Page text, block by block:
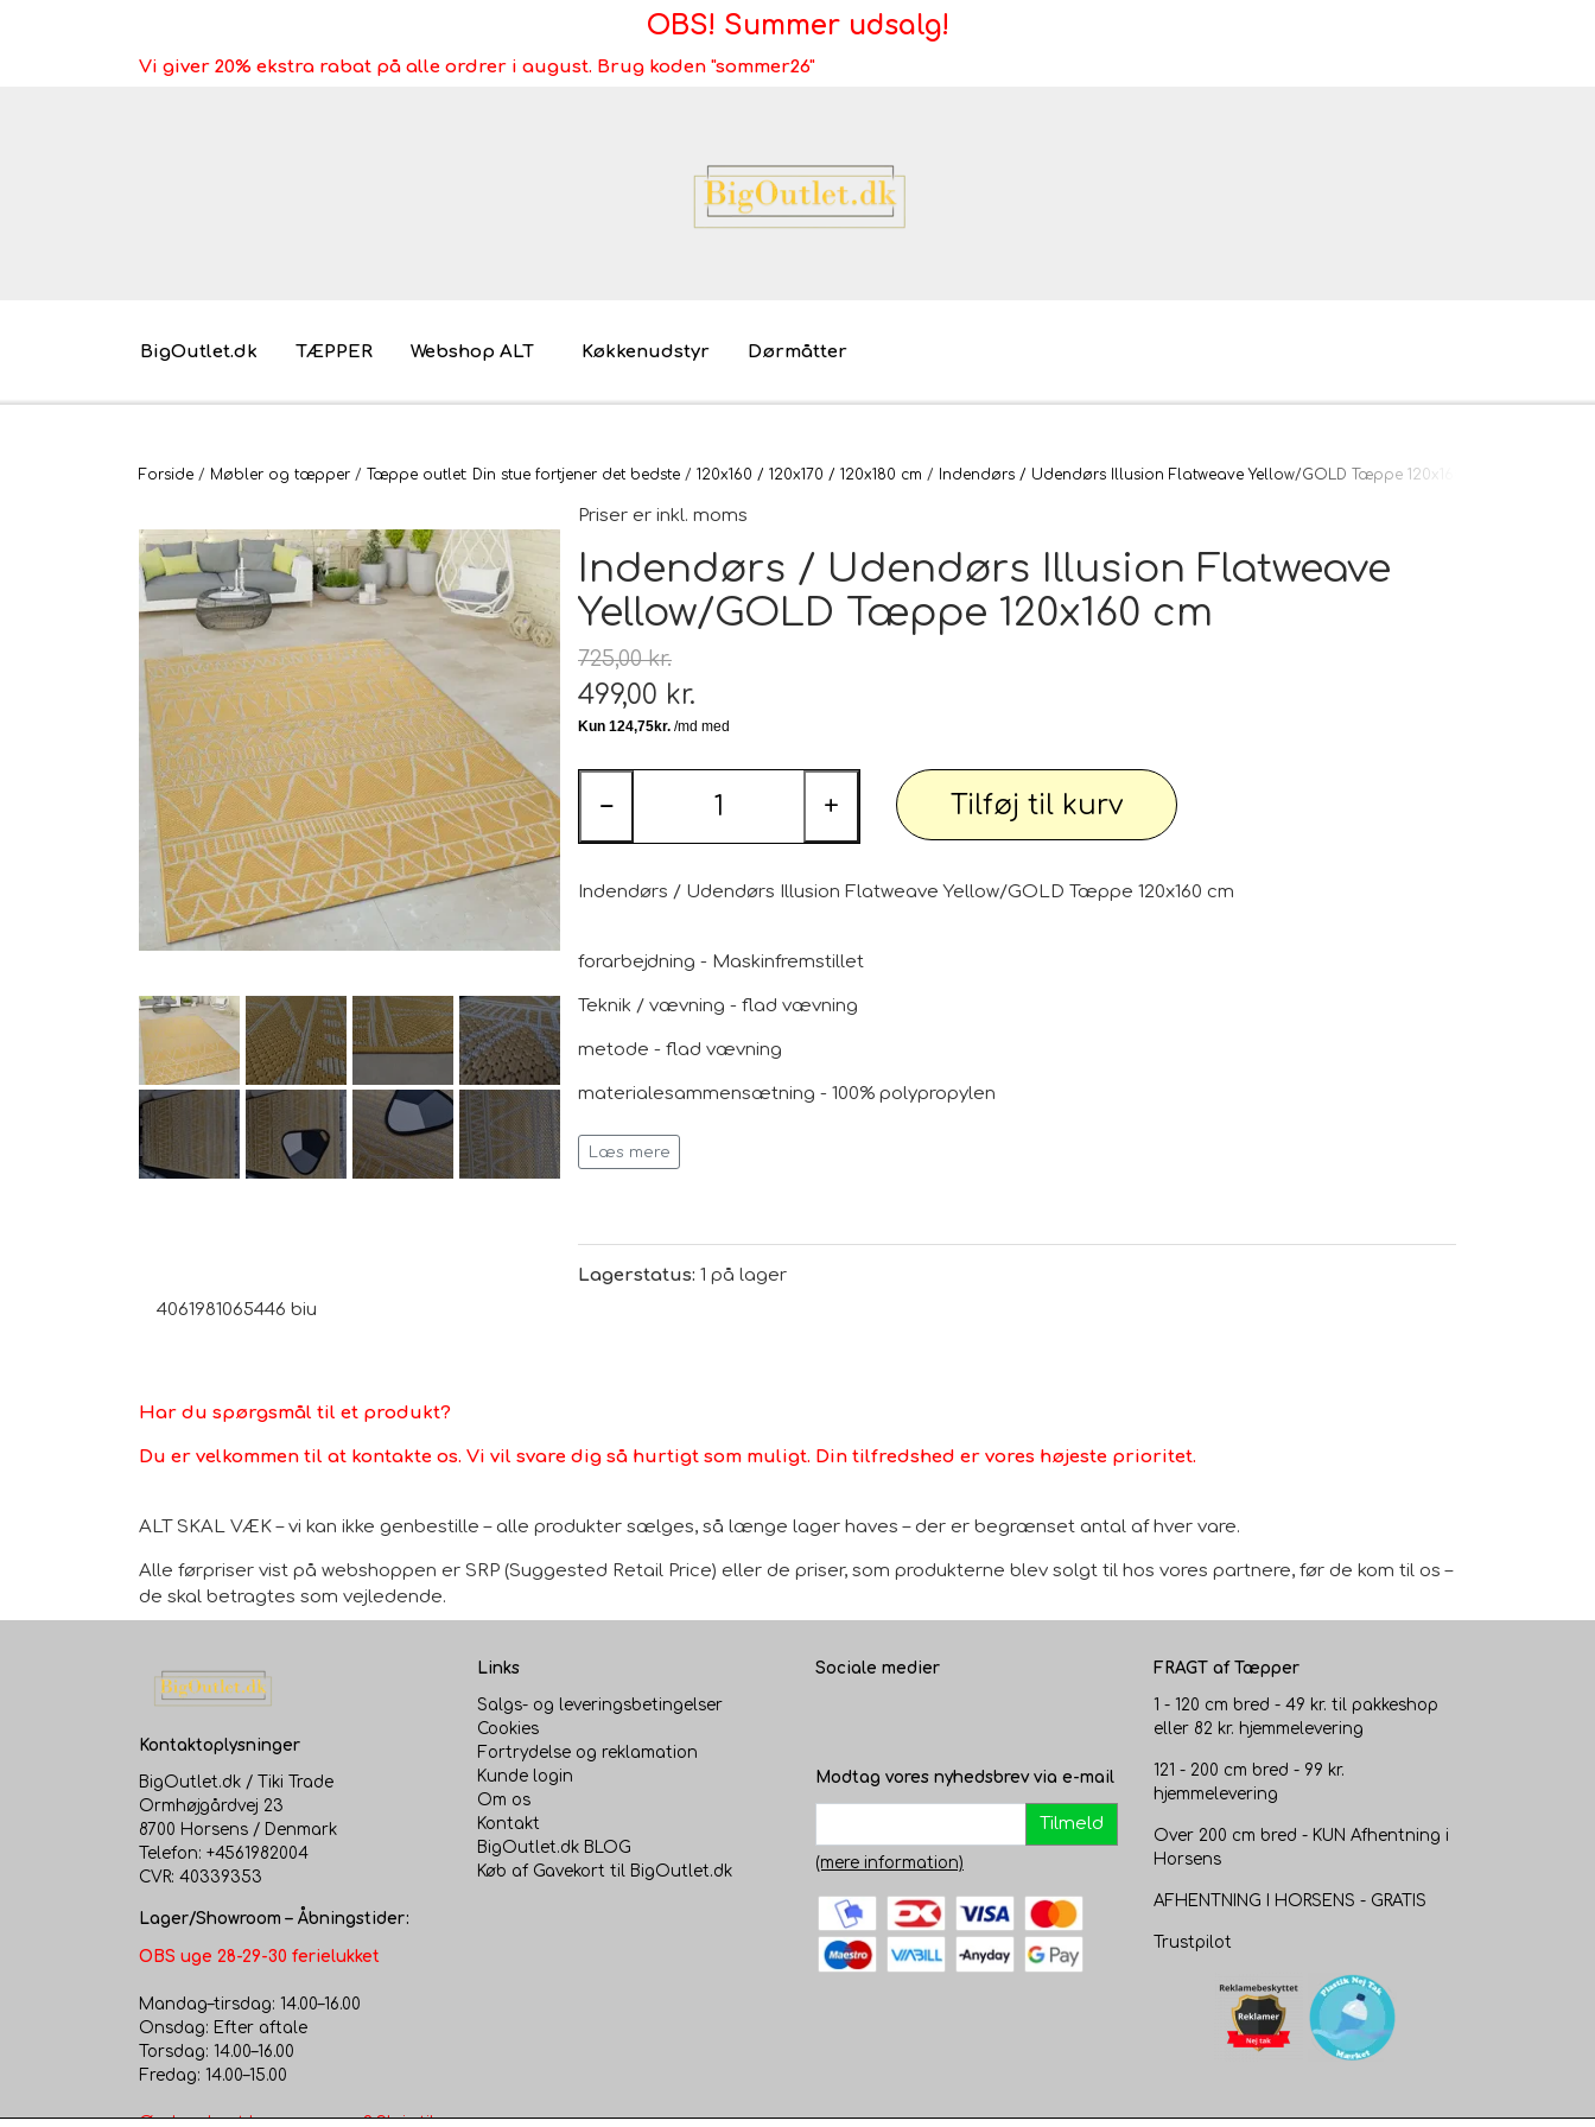
OBS! Summer udsalg!
Vi giver 20% ekstra rabat på alle ordrer i august. Brug koden "sommer26"
BigOutlet.dk TÆPPER Webshop ALT
Pakkeleg gaveidéer til under 30 kr. Brugt/demo/udstilling - bliv miljøvenlig Møbler og tæpper
Køkkenudstyr Fotostudie udstyr Tøj og Sko
Badetøj / Badedragter / Badeshorts / Swimwear / Beachwear / Swimsuti / Bikini
Photo print / billeder print / bestil billeder Elektronik og diverse
Smartwatch, mobil og tilbehør
Have
Baby og Barneutstyr
Barnevogne klapvogne og diverse
legetøj
Kontor og administration Hus og dekoration
lys og pærer
Sport - Outdoor - Street
Køkkenudstyr Dørmåtter
Forside Møbler og tæpper Tæppe outlet: Din stue fortjener det bedste 120x160 / 120x170 / 120x180 cm Indendørs / Udendørs Illusion Flatweave Yellow/GOLD Tæppe 120x160 cm
Priser er inkl. moms
Indendørs / Udendørs Illusion Flatweave
Yellow/GOLD Tæppe 120x160 cm
725,00 kr.
499,00 kr.
− + Tilføj til kurv
Indendørs / Udendørs Illusion Flatweave Yellow/GOLD Tæppe 120x160 cm
forarbejdning - Maskinfremstillet
Teknik / vævning - flad vævning
metode - flad vævning
materialesammensætning - 100% polypropylen
Sammensætning af bagsiden af ​​tæppet - latex
oprindelsesland Türkei
Læs mere
Lagerstatus: 1 på lager
4061981065446 biu
Har du spørgsmål til et produkt?
Du er velkommen til at kontakte os. Vi vil svare dig så hurtigt som muligt. Din tilfredshed er vores højeste prioritet.
ALT SKAL VÆK – vi kan ikke genbestille – alle produkter sælges, så længe lager haves – der er begrænset antal af hver vare.
Alle førpriser vist på webshoppen er SRP (Suggested Retail Price) eller de priser, som produkterne blev solgt til hos vores partnere, før de kom til os –
de skal betragtes som vejledende.
Kontaktoplysninger
BigOutlet.dk / Tiki Trade
Ormhøjgårdvej 23
8700 Horsens / Denmark
Telefon: +4561982004
CVR: 40339353
Lager/Showroom – Åbningstider:
OBS uge 28-29-30 ferielukket
Mandag–tirsdag: 14.00–16.00
Onsdag: Efter aftale
Torsdag: 14.00–16.00
Fredag: 14.00–15.00
Ønsker du at komme senere? Skriv til
Links
Salgs- og leveringsbetingelser
Cookies
Fortrydelse og reklamation
Kunde login
Om os
Kontakt
BigOutlet.dk BLOG
Køb af Gavekort til BigOutlet.dk
Sociale medier
Modtag vores nyhedsbrev via e-mail
Tilmeld
(mere information)
FRAGT af Tæpper
1 - 120 cm bred - 49 kr. til pakkeshop
eller 82 kr. hjemmelevering
121 - 200 cm bred - 99 kr.
hjemmelevering
Over 200 cm bred - KUN Afhentning i
Horsens
AFHENTNING I HORSENS - GRATIS
Trustpilot